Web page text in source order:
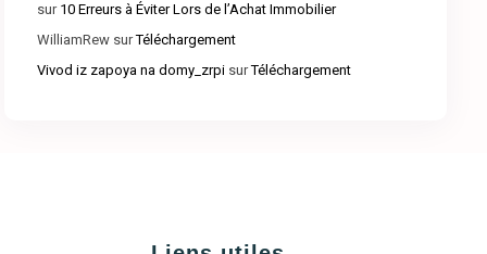
sur 10 Erreurs à Éviter Lors de l’Achat Immobilier
WilliamRewsurTéléchargement
Vivod iz zapoya na domy_zrpisurTéléchargement